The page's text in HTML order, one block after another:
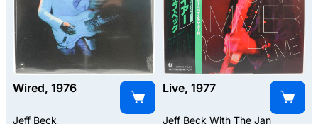
Wired, 1976
Jeff Beck
Live, 1977
Jeff Beck With The Jan